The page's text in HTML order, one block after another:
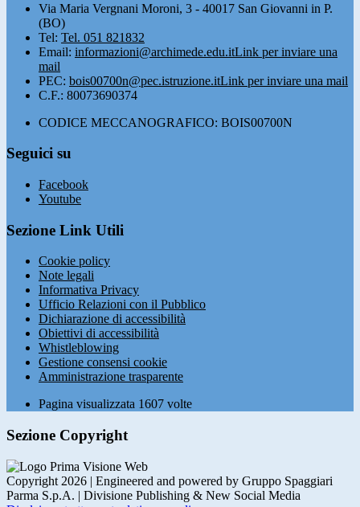
Via Maria Vergnani Moroni, 3 - 40017 San Giovanni in P.
(BO)
Tel: Tel. 051 821832
Email: informazioni@archimede.edu.itLink per inviare una
mail
PEC: bois00700n@pec.istruzione.itLink per inviare una mail
C.F.: 80073690374
CODICE MECCANOGRAFICO: BOIS00700N
Seguici su
Facebook
Youtube
Sezione Link Utili
Cookie policy
Note legali
Informativa Privacy
Ufficio Relazioni con il Pubblico
Dichiarazione di accessibilità
Obiettivi di accessibilità
Whistleblowing
Gestione consensi cookie
Amministrazione trasparente
Pagina visualizzata 1607 volte
Sezione Copyright
Copyright 2026 | Engineered and powered by Gruppo Spaggiari
Parma S.p.A. | Divisione Publishing & New Social Media